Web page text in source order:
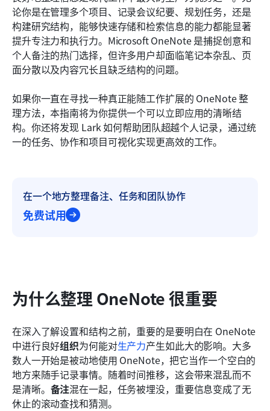
论你是在管理多个项目、记录会议纪要、规划任务，还是
构建研究结构，能够快速存储和检索信息的能力都能显著
提升专注力和执行力。Microsoft OneNote 是捕捉创意和
个人备注的热门选择，但许多用户却面临笔记本杂乱、页
面分散以及内容冗长且缺乏结构的问题。
如果你一直在寻找一种真正能随工作扩展的 OneNote 整
理方法，本指南将为你提供一个可以立即应用的清晰结
构。你还将发现 Lark 如何帮助团队超越个人记录，通过统
一的任务、协作和项目可视化实现更高效的工作。
在一个地方整理备注、任务和团队协作
免费试用
为什么整理 OneNote 很重要
在深入了解设置和结构之前，重要的是要明白在 OneNote
中进行良好组织为何能对生产力产生如此大的影响。大多
数人一开始是被动地使用 OneNote，把它当作一个空白的
地方来随手记录事情。随着时间推移，这会带来混乱而不
是清晰。 备注混在一起，任务被埋没，重要信息变成了无
休止的滚动查找和猜测。
Lark 与 OneNote 的快速清单
结论
常见问题